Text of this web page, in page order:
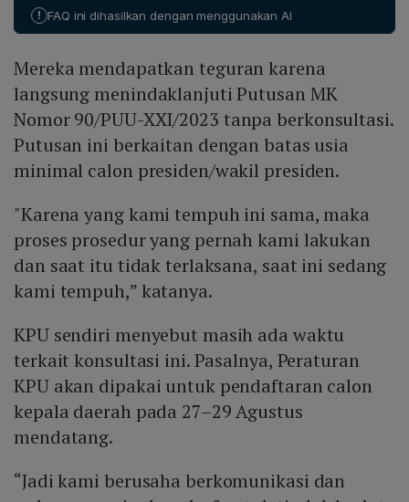
dipandang kurang tepat.
revisi tersebut disahkan, ambang batas pencalonan
sehingga persyaratan tersebut tidak berubah meskipun
ada putusan MK yang menyinggung masalah usia
minimal calon.
! FAQ ini dihasilkan dengan menggunakan AI
Mereka mendapatkan teguran karena
langsung menindaklanjuti Putusan MK
Nomor 90/PUU-XXI/2023 tanpa berkonsultasi.
Putusan ini berkaitan dengan batas usia
minimal calon presiden/wakil presiden.
"Karena yang kami tempuh ini sama, maka
proses prosedur yang pernah kami lakukan
dan saat itu tidak terlaksana, saat ini sedang
kami tempuh,” katanya.
KPU sendiri menyebut masih ada waktu
terkait konsultasi ini. Pasalnya, Peraturan
KPU akan dipakai untuk pendaftaran calon
kepala daerah pada 27–29 Agustus
mendatang.
“Jadi kami berusaha berkomunikasi dan